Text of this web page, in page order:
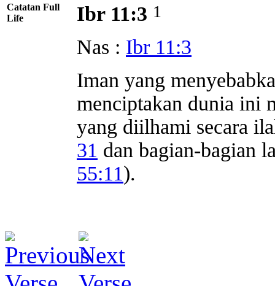
Catatan Full
Life
Ibr 11:3 1
Nas : Ibr 11:3
Iman yang
menciptakan dunia ini
yang diilhami secara
31 dan bagian-bagian
55:11).